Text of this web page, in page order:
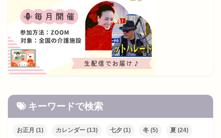
キーワードで検索
お正月 (1) カレンダー (13) 七夕 (1) 冬 (5) 夏 (24)